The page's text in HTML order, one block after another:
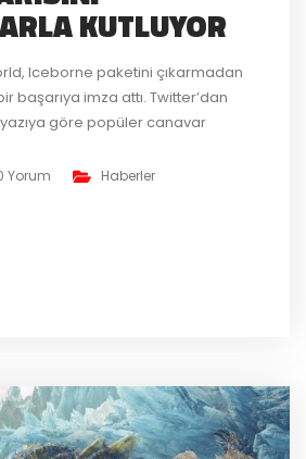
KUTLUYOR
Iceborne paketini çıkarmadan
başarıya imza attı. Twitter’dan
göre popüler canavar
kırdı. Geliştiriciler ise yakalanan
ücretsiz oyun içi eşyalar
oyuncular,...
Yorum
Haberler